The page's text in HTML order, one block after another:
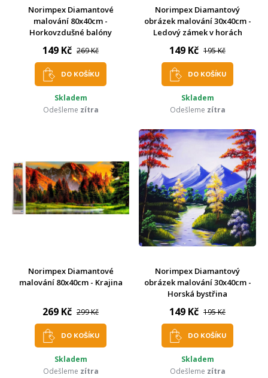
Norimpex Diamantové
malování 80x40cm -
Horkovzdušné balóny
149 Kč 269 Kč
DO KOŠÍKU
Skladem
Odešleme zítra
Norimpex Diamantový
obrázek malování 30x40cm -
Ledový zámek v horách
149 Kč 195 Kč
DO KOŠÍKU
Skladem
Odešleme zítra
Norimpex Diamantové
malování 80x40cm - Krajina
269 Kč 299 Kč
DO KOŠÍKU
Skladem
Odešleme zítra
Norimpex Diamantový
obrázek malování 30x40cm -
Horská bystřina
149 Kč 195 Kč
DO KOŠÍKU
Skladem
Odešleme zítra